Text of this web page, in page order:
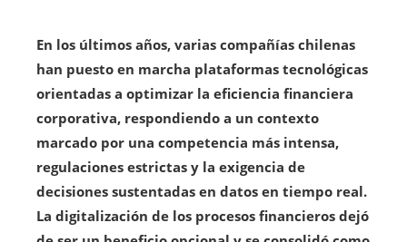
En los últimos años, varias compañías chilenas
han puesto en marcha plataformas tecnológicas
orientadas a optimizar la eficiencia financiera
corporativa, respondiendo a un contexto
marcado por una competencia más intensa,
regulaciones estrictas y la exigencia de
decisiones sustentadas en datos en tiempo real.
La digitalización de los procesos financieros dejó